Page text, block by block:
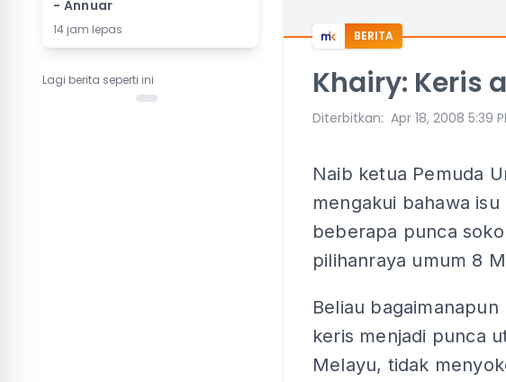
- Annuar
14 jam lepas
Lagi berita seperti ini
BERITA
Khairy: Keris
Diterbitkan: Apr 18, 2008 5:39
Naib ketua Pemuda
mengakui bahawa
beberapa punca
pilihanraya umum 8
Beliau
keris menjadi punca
Melayu, tidak